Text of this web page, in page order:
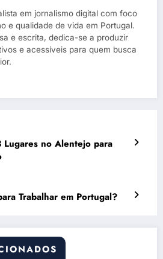
em jornalismo digital com foco
e qualidade de vida em Portugal.
e escrita, dedica-se a produzir
e acessíveis para quem busca
Lugares no Alentejo para
Trabalhar em Portugal?